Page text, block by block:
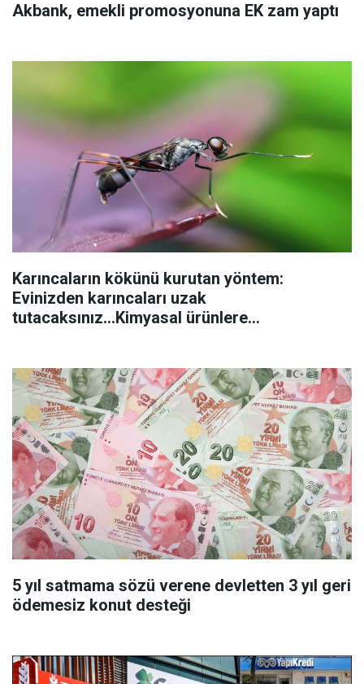
Akbank, emekli promosyonuna EK zam yaptı
Karıncaların kökünü kurutan yöntem:
Evinizden karıncaları uzak
tutacaksınız...Kimyasal ürünlere
5 yıl satmama sözü verene devletten 3 yıl geri
ödemesiz konut desteği